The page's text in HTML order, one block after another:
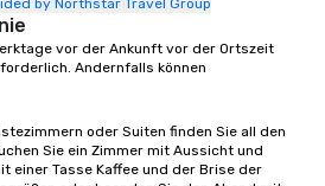
to
event
by Northstar Travel Group
vor der Ankunft vor der Ortszeit
Andernfalls können
oder Suiten finden Sie all den
Sie ein Zimmer mit Aussicht und
einer Tasse Kaffee und der Brise der